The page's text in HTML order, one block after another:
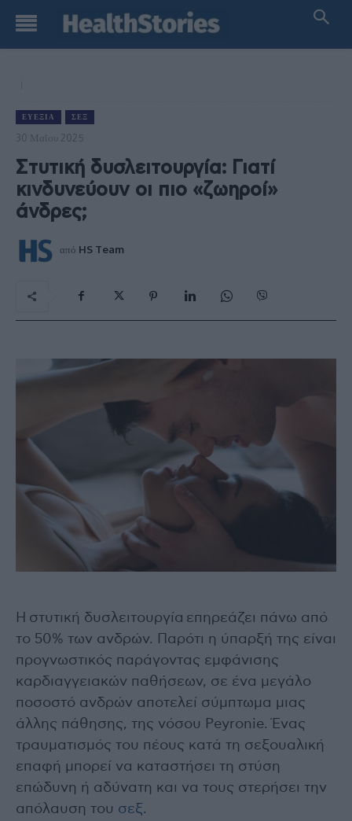
ΕΥΕΞΊΑ ΣΕΞ
30 Μαΐου 2025
Στυτική δυσλειτουργία: Γιατί
κινδυνεύουν οι πιο «ζωηροί»
άνδρες;
από HS Team
Η στυτική δυσλειτουργία επηρεάζει πάνω από
το 50% των ανδρών. Παρότι η ύπαρξή της είναι
προγνωστικός παράγοντας εμφάνισης
καρδιαγγειακών παθήσεων, σε ένα μεγάλο
ποσοστό ανδρών αποτελεί σύμπτωμα μιας
άλλης πάθησης, της νόσου Peyronie. Ένας
τραυματισμός του πέους κατά τη σεξουαλική
επαφή μπορεί να καταστήσει τη στύση
επώδυνη ή αδύνατη και να τους στερήσει την
απόλαυση του σεξ.